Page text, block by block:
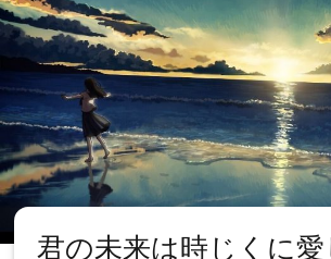
君の未来は時じくに愛